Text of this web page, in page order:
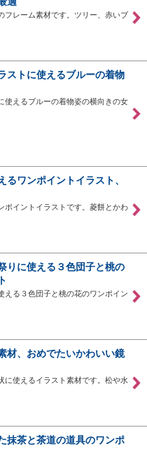
フレーム素材です。ツリー、赤いブ
ストに使えるブルーの着物
使えるブルーの着物姿の横向きの女
るワンポイントイラスト、
ポイントイラストです。菱餅とかわ
りに使える３色団子と桃の
える３色団子と桃の花のワンポイン
材、おめでたいかわいい鏡
に使えるイラスト素材です。松や水
抹茶と茶道の道具のワンポ